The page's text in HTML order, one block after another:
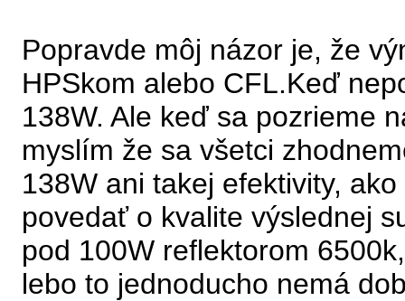
Popravde môj názor je, že
HPSkom alebo CFL.Keď
138W. Ale keď sa pozrieme
myslím že sa všetci
138W ani takej efektivity,
povedať o kvalite výslednej
pod 100W reflektorom
lebo to jednoducho nemá